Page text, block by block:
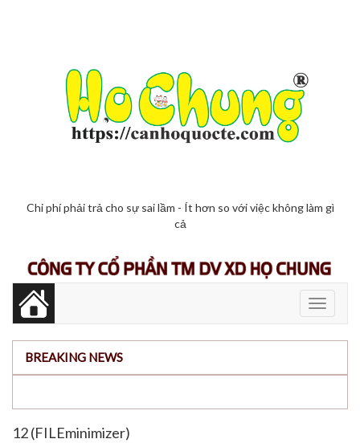
Chi phí phải trả cho sự sai lầm - Ít hơn so với việc không làm gì
cả
Toggle
BREAKING NEWS
12 (FILEminimizer)